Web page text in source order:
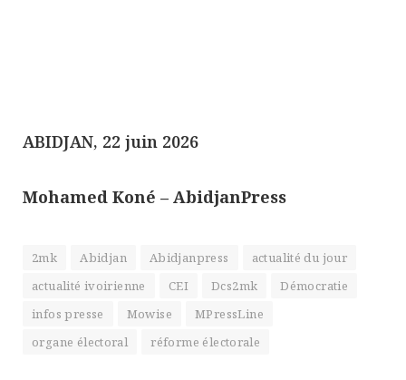
ABIDJAN, 22 juin 2026
Mohamed Koné – AbidjanPress
2mk Abidjan Abidjanpress
actualité du jour
actualité ivoirienne
CEI Dcs2mk
Démocratie
infos presse
Mowise
MPressLine
organe électoral
réforme électorale